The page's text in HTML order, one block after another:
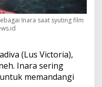
Inara saat syuting film
(Lus Victoria),
Inara sering
memandangi